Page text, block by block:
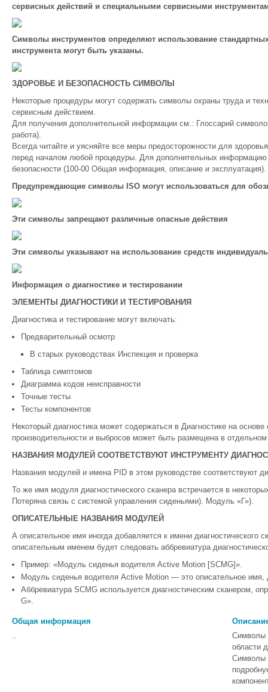
сервисных действий и специальными сервисными
Символы инструментов определяют использование
инструмента могут быть указаны.
ЗДОРОВЬЕ И БЕЗОПАСНОСТЬ СИМВОЛЫ
Некоторые процедуры могут содержать символы охраны труда и
сервисным действием.
Для получения дополнительной информации см.: Глоссарий
работа).
Всегда читайте и уясняйте все меры предосторожности для
перед началом любой процедуры. Для дополнительных
безопасности (100-00 Общая информация, описание и эксплуатация).
Предупреждающие символы ISO могут использоваться для
Эти символы запрещают различные опасные действия
Эти символы указывают на использование средств
Информация о диагностике и тестировании
ЭЛЕМЕНТЫ ДИАГНОСТИКИ И ТЕСТИРОВАНИЯ
Диагностика и тестирование могут включать:
Предварительный осмотр
В старых руководствах Инспекция и проверка
Таблица симптомов
Диаграмма кодов неисправности
Точные тесты
Тесты компонентов
Некоторый диагностика может содержаться в Диагностике на
производительности и выбросов может быть размещена в
НАЗВАНИЯ МОДУЛЕЙ СООТВЕТСТВУЮТ ИНСТРУМЕНТУ
Названия модулей и имена PID в этом руководстве соответствуют
То же имя модуля диагностического сканера встречается в
Потеряна связь с системой управления сиденьями). Модуль «Г»).
ОПИСАТЕЛЬНЫЕ НАЗВАНИЯ МОДУЛЕЙ
А описательное имя иногда добавляется к имени диагностического
описательным именем будет следовать аббревиатура
Пример: «Модуль сиденья водителя Active Motion [SCMG]».
Модуль сиденья водителя Active Motion — это описательное
Аббревиатура SCMG используется диагностическим сканером,
G».
Общая информация
..
Символы
области
Символы